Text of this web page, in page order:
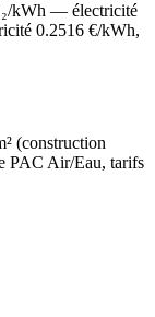
kWh — électricité
0.2516 €/kWh,
(construction
PAC Air/Eau, tarifs